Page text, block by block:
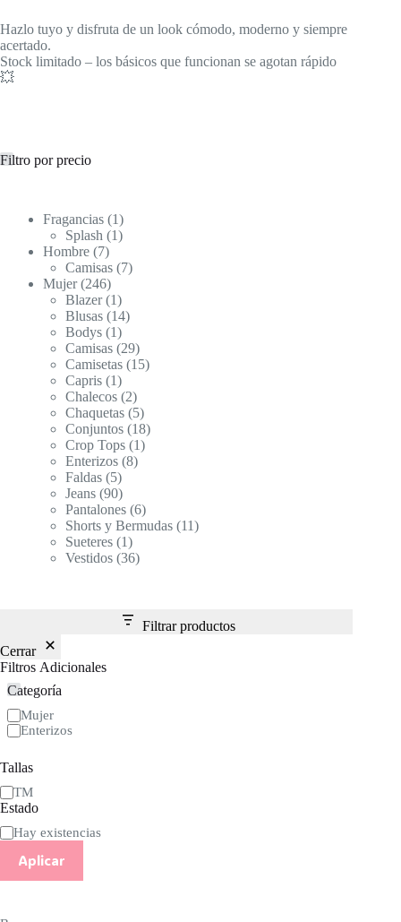
Hazlo tuyo y disfruta de un look cómodo, moderno y siempre
acertado.
Stock limitado – los básicos que funcionan se agotan rápido
💥
Filtro por precio
Fragancias 11
producto
Splash 11
Hombre 77
productos
Camisas 77
Mujer 246246
productos
Blazer 11
producto
Blusas 1414
Bodys 11
producto
Camisas 2929
productos
Camisetas 1515
Capris 11
producto
Chalecos 22
productos
Chaquetas 55
productos
Conjuntos 1818
Crop Tops 11
Enterizos 88
Faldas 55
productos
Jeans 9090
productos
Pantalones 66
productos
Shorts y Bermudas 1111
Sueteres 11
producto
Vestidos 3636
Filtrar productos
Cerrar
Filtros Adicionales
Categoría
Categoría
Mujer
Enterizos
Tallas
Talla
TM
Estado
Estado
Hay existencias
Aplicar